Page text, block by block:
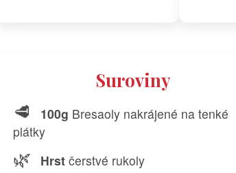
Suroviny
🥩 100g Bresaoly nakrájené na tenké
plátky
🌿 Hrst čerstvé rukoly